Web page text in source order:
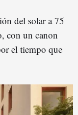
del solar a 75
con un canon
el tiempo que